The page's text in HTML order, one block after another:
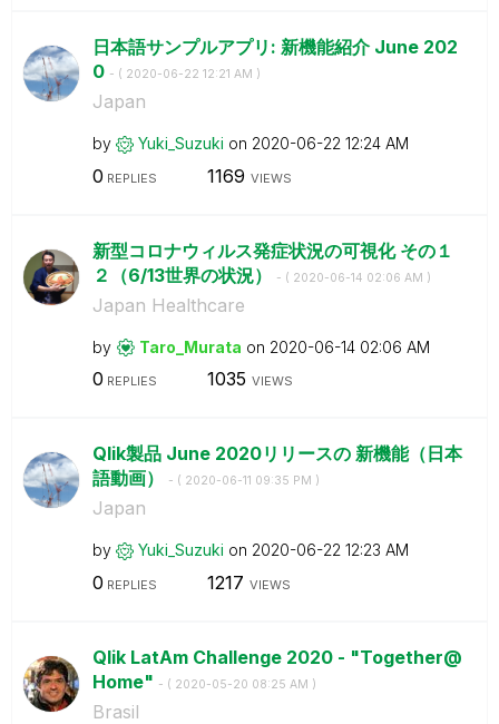
日本語サンプルアプリ: 新機能紹介 June 202
0 - ( ‎2020-06-22 12:21 AM )
Japan
by Yuki_Suzuki on ‎2020-06-22 12:24 AM
0 REPLIES 1169 VIEWS
新型コロナウィルス発症状況の可視化 その１
２（6/13世界の状況）
- ( ‎2020-06-14 02:06 AM )
Japan Healthcare
by Taro_Murata on ‎2020-06-14 02:06 AM
0 REPLIES 1035 VIEWS
Qlik製品 June 2020リリースの 新機能（日本
語動画）
- ( ‎2020-06-11 09:35 PM )
Japan
by Yuki_Suzuki on ‎2020-06-22 12:23 AM
0 REPLIES 1217 VIEWS
Qlik LatAm Challenge 2020 - "Together@
Home" - ( ‎2020-05-20 08:25 AM )
Brasil